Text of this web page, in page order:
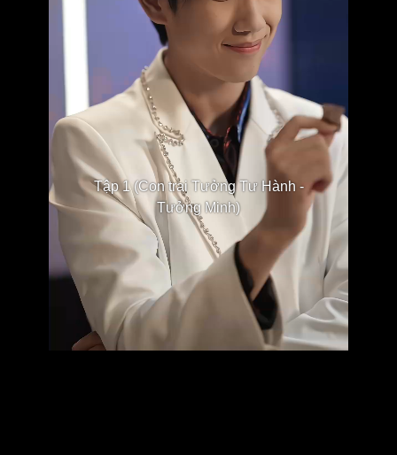
Tập 1 (Con trai Tưởng Tư Hành -
Tưởng Minh)